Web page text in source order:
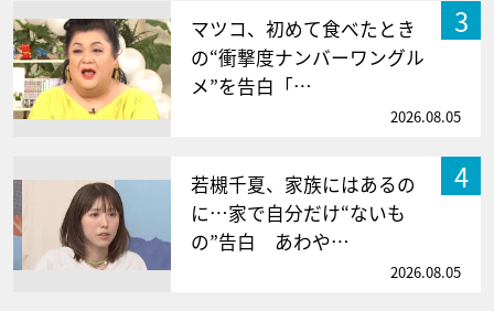
3
マツコ、初めて食べたとき
の“衝撃度ナンバーワングル
メ”を告白「…
2026.08.05
4
若槻千夏、家族にはあるの
に…家で自分だけ“ないも
の”告白 あわや…
2026.08.05